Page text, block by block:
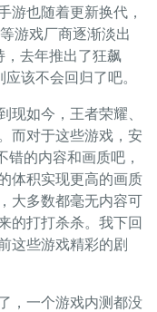
游也随着更新换代，
游戏厂商逐渐淡出
去年推出了狂飙
该不会回归了吧。
现如今，王者荣耀、
而对于这些游戏，安
的内容和画质吧，
体积实现更高的画质
大多数都毫无内容可
的打打杀杀。我下回
这些游戏精彩的剧
，一个游戏内测都没